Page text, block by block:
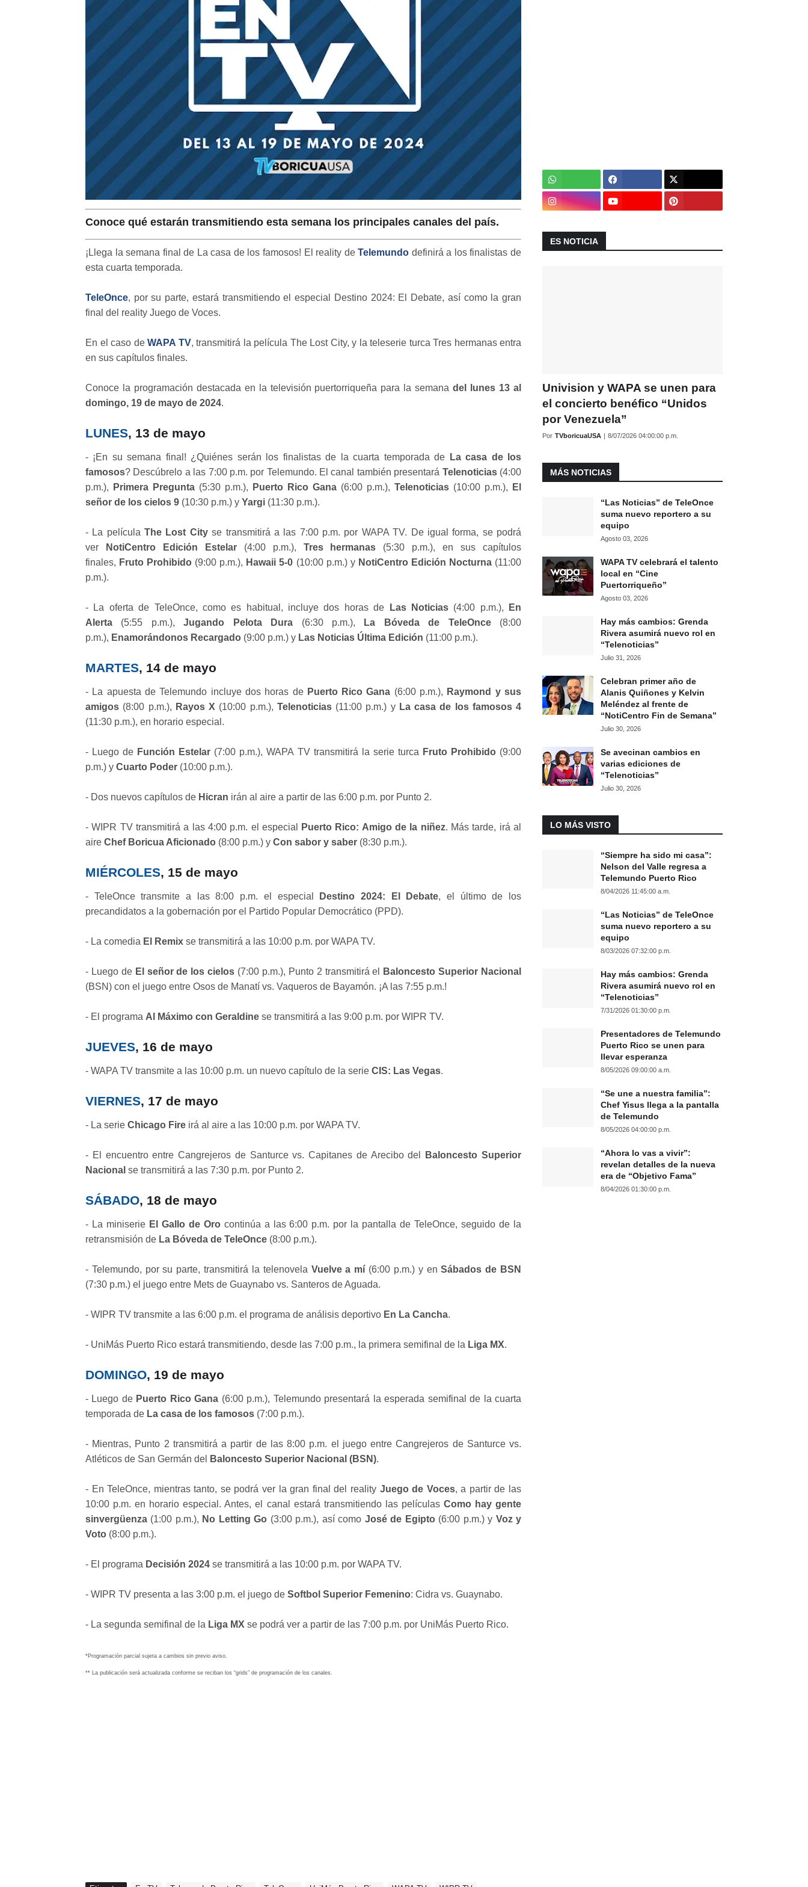
Conoce qué estarán transmitiendo esta semana los principales canales del país.
¡Llega la semana final de La casa de los famosos! El reality deTelemundo definirá a los finalistas de
esta cuarta temporada.
TeleOnce, por su parte, estará transmitiendo el especial Destino 2024: El Debate, así como la gran
final del reality Juego de Voces.
En el caso de WAPA TV, transmitirá la película The Lost City, y la teleserie turca Tres hermanas entra
en sus capítulos finales.
Conoce la programación destacada en la televisión puertorriqueña para la semanadel lunes 13 al
domingo, 19 de mayo de 2024.
LUNES, 13 de mayo
- ¡En su semana final! ¿Quiénes serán los finalistas de la cuarta temporada de
La casa de los
famosos? Descúbrelo a las 7:00 p.m. por Telemundo. El canal también presentará Telenoticias(4:00
p.m.),
Primera Pregunta (5:30 p.m.), Puerto Rico Gana (6:00 p.m.), Telenoticias (10:00 p.m.),
El
señor de los cielos 9 (10:30 p.m.) y Yargi (11:30 p.m.).
- La películaThe Lost Cityse transmitirá a las 7:00 p.m. por WAPA TV. De igual forma, se podrá
ver NotiCentro Edición Estelar(4:00 p.m.), Tres hermanas (5:30 p.m.), en sus capítulos
finales, Fruto Prohibido (9:00 p.m.), Hawaii 5-0 (10:00 p.m.) y NotiCentro Edición Nocturna(11:00
p.m.).
- La oferta de TeleOnce, como es habitual, incluye dos horas de Las Noticias(4:00 p.m.),
En
Alerta (5:55 p.m.),Jugando Pelota Dura (6:30 p.m.), La Bóveda de TeleOnce(8:00
p.m.), Enamorándonos Recargado (9:00 p.m.) y Las Noticias Última Edición (11:00 p.m.).
MARTES, 14 de mayo
- La apuesta de Telemundo incluye dos horas de Puerto Rico Gana (6:00 p.m.), Raymond y sus
amigos (8:00 p.m.), Rayos X (10:00 p.m.), Telenoticias(11:00 p.m.) y La casa de los famosos 4
(11:30 p.m.), en horario especial.
- Luego de Función Estelar (7:00 p.m.), WAPA TV transmitirá la serie turca Fruto Prohibido(9:00
p.m.) y Cuarto Poder (10:00 p.m.).
- Dos nuevos capítulos de Hicran irán al aire a partir de las 6:00 p.m. por Punto 2.
- WIPR TV transmitirá a las 4:00 p.m. el especial Puerto Rico: Amigo de la niñez. Más tarde, irá al
aire Chef Boricua Aficionado (8:00 p.m.) y Con sabor y saber (8:30 p.m.).
MIÉRCOLES, 15 de mayo
- TeleOnce transmite a las 8:00 p.m. el especial Destino 2024: El Debate, el último de los
precandidatos a la gobernación por el Partido Popular Democrático (PPD).
- La comedia El Remix se transmitirá a las 10:00 p.m. por WAPA TV.
- Luego de El señor de los cielos (7:00 p.m.), Punto 2 transmitirá el
Baloncesto Superior Nacional
(BSN) con el juego entre Osos de Manatí vs. Vaqueros de Bayamón. ¡A las 7:55 p.m.!
- El programa Al Máximo con Geraldine se transmitirá a las 9:00 p.m. por WIPR TV.
JUEVES, 16 de mayo
- WAPA TV transmite a las 10:00 p.m. un nuevo capítulo de la serie CIS: Las Vegas.
VIERNES, 17 de mayo
- La serie Chicago Fire irá al aire a las 10:00 p.m. por WAPA TV.
- El encuentro entre Cangrejeros de Santurce vs. Capitanes de Arecibo del
Baloncesto Superior
Nacional se transmitirá a las 7:30 p.m. por Punto 2.
SÁBADO, 18 de mayo
- La miniserie El Gallo de Orocontinúa a las 6:00 p.m. por la pantalla de TeleOnce, seguido de la
retransmisión de La Bóveda de TeleOnce (8:00 p.m.).
- Telemundo, por su parte, transmitirá la telenovela Vuelve a mí (6:00 p.m.) y enSábados de BSN
(7:30 p.m.) el juego entre Mets de Guaynabo vs. Santeros de Aguada.
- WIPR TV transmite a las 6:00 p.m. el programa de análisis deportivo En La Cancha.
- UniMás Puerto Rico estará transmitiendo, desde las 7:00 p.m., la primera semifinal de la Liga MX.
DOMINGO, 19 de mayo
- Luego de Puerto Rico Gana (6:00 p.m.), Telemundo presentará la esperada semifinal de la cuarta
temporada de La casa de los famosos (7:00 p.m.).
- Mientras, Punto 2 transmitirá a partir de las 8:00 p.m. el juego entre Cangrejeros de Santurce vs.
Atléticos de San Germán del
Baloncesto Superior Nacional (BSN).
- En TeleOnce, mientras tanto, se podrá ver la gran final del reality Juego de Voces, a partir de las
10:00 p.m. en horario especial. Antes, el canal estará transmitiendo las películas Como hay gente
sinvergüenza (1:00 p.m.), No Letting Go (3:00 p.m.), así como José de Egipto(6:00 p.m.) y Voz y
Voto (8:00 p.m.).
- El programa Decisión 2024 se transmitirá a las 10:00 p.m. por WAPA TV.
- WIPR TV presenta a las 3:00 p.m. el juego de Softbol Superior Femenino: Cidra vs. Guaynabo.
- La segunda semifinal de la Liga MX se podrá ver a partir de las 7:00 p.m. por UniMás Puerto Rico.
*Programación parcial sujeta a cambios sin previo aviso.
** La publicación será actualizada conforme se reciban los “grids” de programación de los canales.
ES NOTICIA
Univision y WAPA se unen para
el concierto benéfico “Unidos
por Venezuela”
Por TVboricuaUSA | 8/07/2026 04:00:00 p.m.
MÁS NOTICIAS
“Las Noticias” de TeleOnce
suma nuevo reportero a su
equipo
Agosto 03, 2026
WAPA TV celebrará el talento
local en “Cine
Puertorriqueño”
Agosto 03, 2026
Hay más cambios: Grenda
Rivera asumirá nuevo rol en
“Telenoticias”
Julio 31, 2026
Celebran primer año de
Alanis Quiñones y Kelvin
Meléndez al frente de
“NotiCentro Fin de Semana”
Julio 30, 2026
Se avecinan cambios en
varias ediciones de
“Telenoticias”
Julio 30, 2026
LO MÁS VISTO
“Siempre ha sido mi casa”:
Nelson del Valle regresa a
Telemundo Puerto Rico
8/04/2026 11:45:00 a.m.
“Las Noticias” de TeleOnce
suma nuevo reportero a su
equipo
8/03/2026 07:32:00 p.m.
Hay más cambios: Grenda
Rivera asumirá nuevo rol en
“Telenoticias”
7/31/2026 01:30:00 p.m.
Presentadores de Telemundo
Puerto Rico se unen para
llevar esperanza
8/05/2026 09:00:00 a.m.
“Se une a nuestra familia”:
Chef Yisus llega a la pantalla
de Telemundo
8/05/2026 04:00:00 p.m.
“Ahora lo vas a vivir”:
revelan detalles de la nueva
era de “Objetivo Fama”
8/04/2026 01:30:00 p.m.